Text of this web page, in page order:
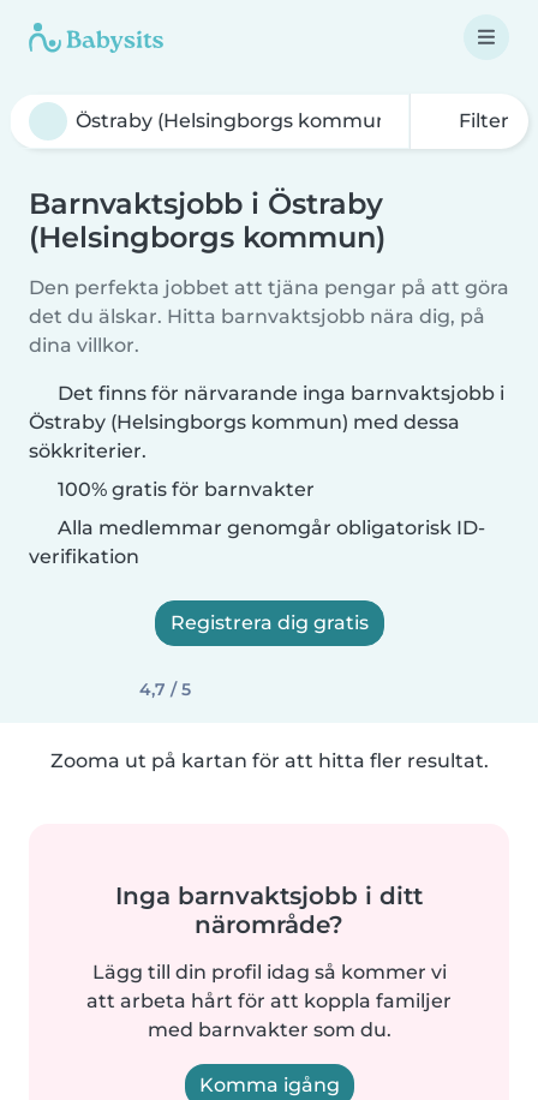
Filter
Barnvaktsjobb i Östraby
(Helsingborgs kommun)
Den perfekta jobbet att tjäna pengar på att göra
det du älskar. Hitta barnvaktsjobb nära dig, på
dina villkor.
Det finns för närvarande inga barnvaktsjobb i
Östraby (Helsingborgs kommun) med dessa
sökkriterier.
100% gratis för barnvakter
Alla medlemmar genomgår obligatorisk ID-
verifikation
Registrera dig gratis
4,7 / 5
Zooma ut på kartan för att hitta fler resultat.
Inga barnvaktsjobb i ditt
närområde?
Lägg till din profil idag så kommer vi
att arbeta hårt för att koppla familjer
med barnvakter som du.
Komma igång